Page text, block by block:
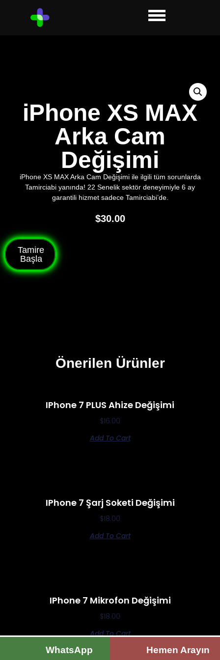
iPhone XS MAX
Arka Cam
Değişimi
iPhone XS MAX Arka Cam Değişimi ile ilgili tüm sorunlarda
Tamirciabi yanında! 22 Senelik sektör deneyimiyle 6 ay
garantili hizmet sadece Tamirciabi’de.
$30.00
Tamire
Başla
Önerilen Ürünler
IPhone 7 PLUS Ahize Değişimi
$16.00
Add To Cart
IPhone 7 Şarj Soketi Değişimi
$18.00
Add To Cart
IPhone 7 Mikrofon Değişimi
$18.00
Add To Cart
WhatsApp Hemen Arayın